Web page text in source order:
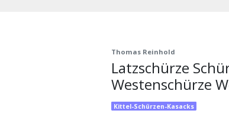
Thomas Reinhold
Latzschürze
Westenschürze
Kittel-Schürzen-Kasacks